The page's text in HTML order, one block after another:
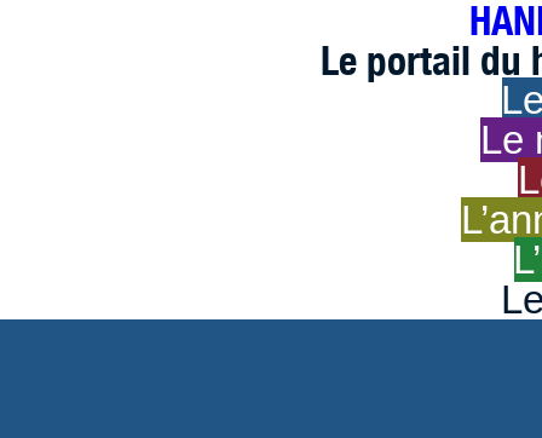
Le portail du
Le